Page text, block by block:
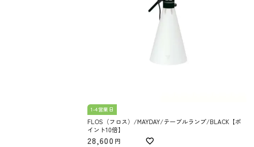
1-4営業日
FLOS（フロス）/MAYDAY/テーブルランプ/BLACK【ポ
イント10倍】
28,600